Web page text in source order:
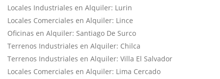
Locales Industriales en Alquiler: Lurin
Locales Comerciales en Alquiler: Lince
Oficinas en Alquiler: Santiago De Surco
Terrenos Industriales en Alquiler: Chilca
Terrenos Industriales en Alquiler: Villa El Salvador
Locales Comerciales en Alquiler: Lima Cercado